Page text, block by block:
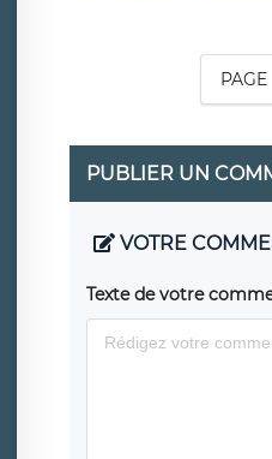
PAGE
PUBLIER UN
VOTRE
Texte de votre